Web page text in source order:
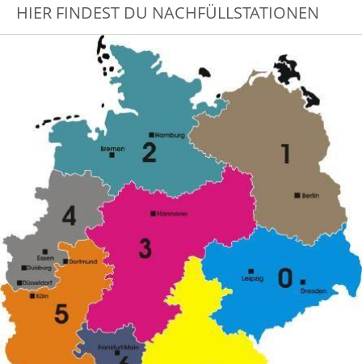
HIER FINDEST DU NACHFÜLLSTATIONEN